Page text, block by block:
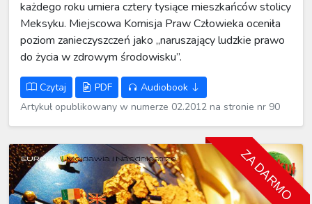
każdego roku umiera cztery tysiące mieszkańców stolicy
Meksyku. Miejscowa Komisja Praw Człowieka oceniła
poziom zanieczyszczeń jako „naruszający ludzkie prawo
do życia w zdrowym środowisku”.
Czytaj PDF
Audiobook
Artykuł opublikowany w numerze 02.2012 na stronie nr 90
ZA DARMO